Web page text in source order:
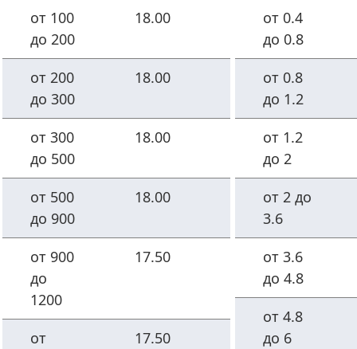
от 100
до 200
18.00
от 200
до 300
18.00
от 300
до 500
18.00
от 500
до 900
18.00
от 900
до
1200
17.50
от
17.50
от 0.4
до 0.8
от 0.8
до 1.2
от 1.2
до 2
от 2 до
3.6
от 3.6
до 4.8
от 4.8
до 6